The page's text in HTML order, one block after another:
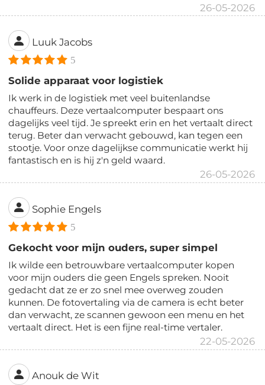
26-05-2026
Luuk Jacobs
5
Solide apparaat voor logistiek
Ik werk in de logistiek met veel buitenlandse
chauffeurs. Deze vertaalcomputer bespaart ons
dagelijks veel tijd. Je spreekt erin en het vertaalt direct
terug. Beter dan verwacht gebouwd, kan tegen een
stootje. Voor onze dagelijkse communicatie werkt hij
fantastisch en is hij z'n geld waard.
26-05-2026
Sophie Engels
5
Gekocht voor mijn ouders, super simpel
Ik wilde een betrouwbare vertaalcomputer kopen
voor mijn ouders die geen Engels spreken. Nooit
gedacht dat ze er zo snel mee overweg zouden
kunnen. De fotovertaling via de camera is echt beter
dan verwacht, ze scannen gewoon een menu en het
vertaalt direct. Het is een fijne real-time vertaler.
22-05-2026
Anouk de Wit